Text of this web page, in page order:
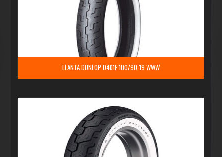
LLANTA DUNLOP D401F 100/90-19 WWW